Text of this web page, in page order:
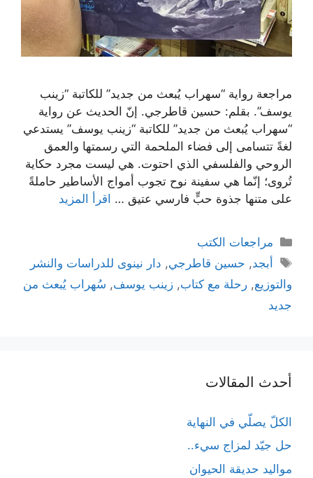
مراجعة رواية “سهراب يُبعث من جديد” للكاتبة “زينب
يوسف”. بقلم: حسين قاطرجي. إنّ الحديث عن رواية
“سهراب يُبعث من جديد” للكاتبة “زينب يوسف” يستدعي
لغةً تتسامى إلى فضاء الملحمة التي رسمتها والعمق
الروحي والفلسفي الذي احتوت. هي ليست مجرد حكاية
تُروى؛ إنّما هي سفينة نوح تجوب أمواج الأساطير حاملةً
على متنها جذوة حبٍّ فارسي عتيق … اقرأ المزيد
التصنيفات
مراجعات الكتب
الوسوم
أبجد, حسين قاطرجي, دار نينوى للدراسات والنشر
والتوزيع, رحلة مع كتاب, زينب يوسف, سُهراب يُبعث من
جديد
أحدث المقالات
الكلّ يصلّي في النهاية
حل جيّد لمزاج سيء..
مواليد حديقة الحيوان